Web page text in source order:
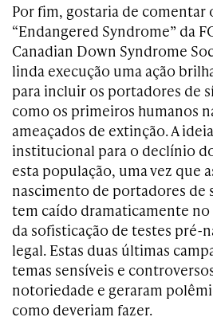
Por fim, gostaria de
“Endangered Syndrome” da
Canadian Down Syndrome
linda execução uma ação
para incluir os portadores de
como os primeiros humanos
ameaçados de extinção. A
institucional para o declínio
esta população, uma vez que
nascimento de portadores de
tem caído dramaticamente no
da sofisticação de testes pré-
legal. Estas duas últimas
temas sensíveis e
notoriedade e geraram
como deveriam fazer.